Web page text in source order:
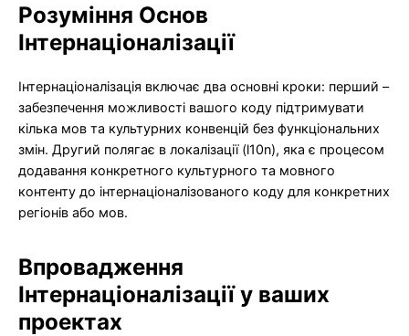
Розуміння Основ
Інтернаціоналізації
Інтернаціоналізація включає два основні кроки: перший –
забезпечення можливості вашого коду підтримувати
кілька мов та культурних конвенцій без функціональних
змін. Другий полягає в локалізації (l10n), яка є процесом
додавання конкретного культурного та мовного
контенту до інтернаціоналізованого коду для конкретних
регіонів або мов.
Впровадження
Інтернаціоналізації у ваших
проектах